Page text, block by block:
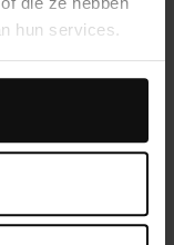
hun services.
voor
over
vindt u op